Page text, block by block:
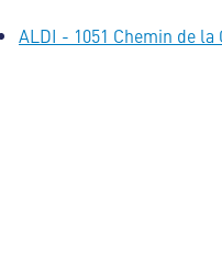
ALDI - 1051 Chemin de